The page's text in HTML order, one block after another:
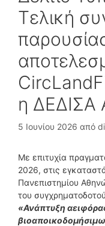
Τελική
η ΔΕΔΙΣΑ
5 Ιουνίου 2026 από
Με επιτυχία
2026, στις
Πανεπιστημίου
του
«Ανάπτυξη